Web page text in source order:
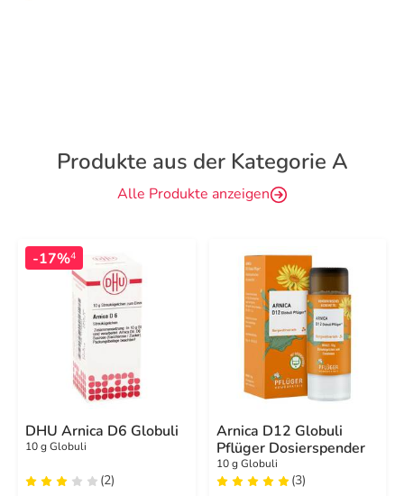
Produkte aus der Kategorie A
Alle Produkte anzeigen
-17%4
DHU Arnica D6 Globuli
10 g Globuli
(2)
Arnica D12 Globuli
Pflüger Dosierspender
10 g Globuli
(3)